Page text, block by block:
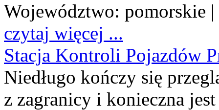
Województwo: pomorskie
czytaj więcej ...
Stacja Kontroli Pojazdów
Niedługo kończy się
z zagranicy i konieczna